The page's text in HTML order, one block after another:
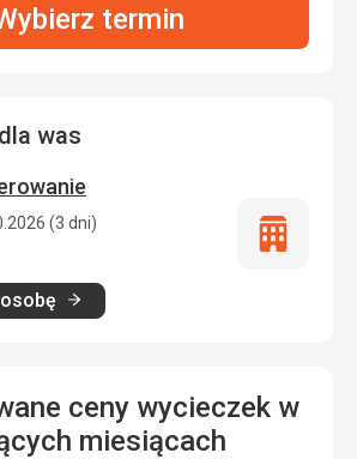
termin
was
(3 dni)
Tylko
ceny wycieczek w
miesiącach